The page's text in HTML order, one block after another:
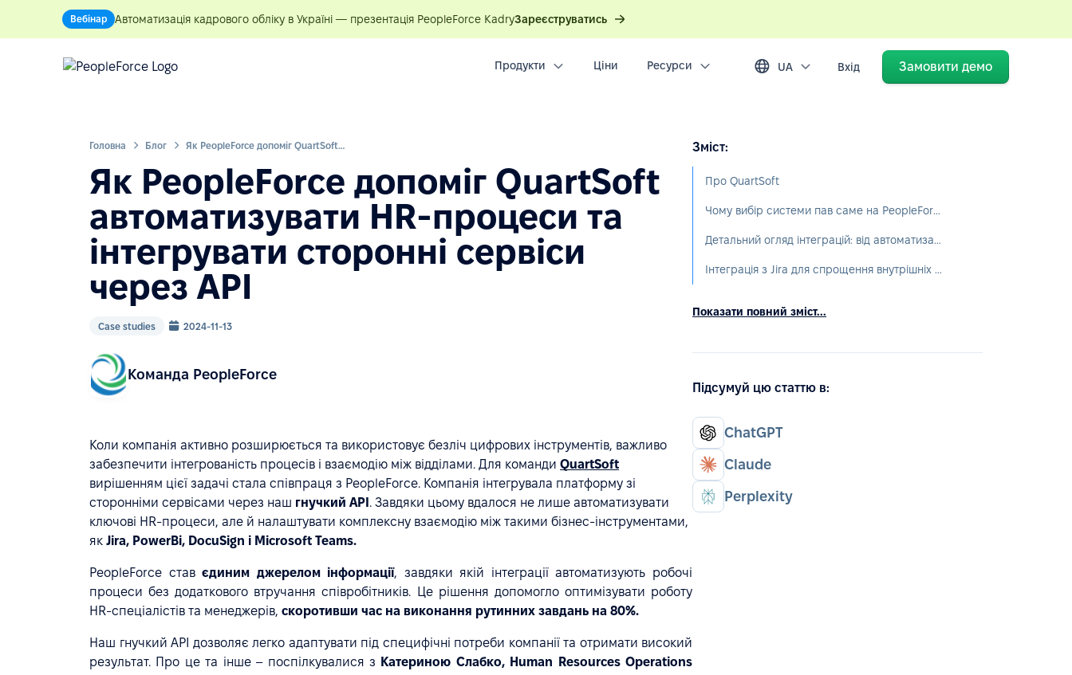
Вебінар Автоматизація кадрового обліку в Україні — презентація PeopleForce KadryЗареєструватись
Продукти Ціни Ресурси UA Вхід Замовити демо
Головна Блог Як PeopleForce допоміг QuartSoft автоматизувати HR-процеси та інтегрувати сторонні сервіси через API
Як PeopleForce допоміг QuartSoft
автоматизувати HR-процеси та
інтегрувати сторонні сервіси
через API
Case studies 2024-11-13
Команда PeopleForce
Коли компанія активно розширюється та використовує безліч цифрових інструментів, важливо
забезпечити інтегрованість процесів і взаємодію між відділами. Для команди QuartSoft
вирішенням цієї задачі стала співпраця з PeopleForce. Компанія інтегрувала платформу зі
сторонніми сервісами через наш гнучкий API . Завдяки цьому вдалося не лише автоматизувати
ключові HR-процеси, але й налаштувати комплексну взаємодію між такими бізнес-інструментами,
як Jira, PowerBi, DocuSign і Microsoft Teams.
PeopleForce ставєдиним джерелом інформації, завдяки якій інтеграції автоматизують робочі
процеси без додаткового втручання співробітників. Це рішення допомогло оптимізувати роботу
HR-спеціалістів та менеджерів, скоротивши час на виконання рутинних завдань на 80%.
Наш гнучкий API дозволяє легко адаптувати під специфічні потреби компанії та отримати високий
результат. Про це та інше – поспілкувалися з Катериною Слабко, Human Resources Operations
Зміст:
Про QuartSoft
Чому вибір системи пав саме на PeopleForce?
Детальний огляд інтеграцій: від автоматизації видачі техніки до аналітики в Power BI
Інтеграція з Jira для спрощення внутрішніх процесів
Показати повний зміст...
Підсумуй цю статтю в:
ChatGPT
Claude
Perplexity